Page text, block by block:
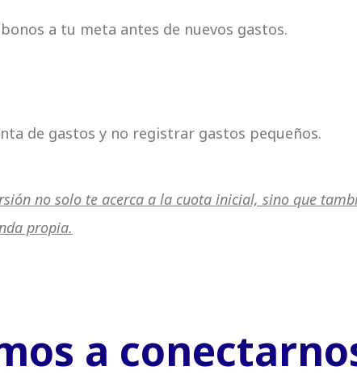
a tu meta antes de nuevos gastos.
de gastos y no registrar gastos pequeños.
no solo te acerca a la cuota inicial, sino que
propia.
a